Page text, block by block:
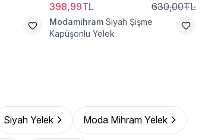
398,99TL 630,00TL
Modamihram Siyah Şişme
Kapüşonlu Yelek
Siyah Yelek Moda Mihram Yelek